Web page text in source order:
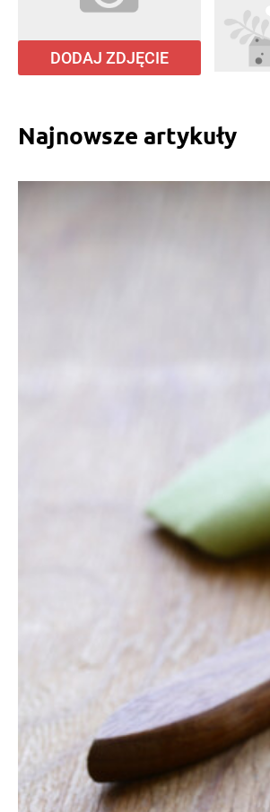
DODAJ ZDJĘCIE
Najnowsze artykuły